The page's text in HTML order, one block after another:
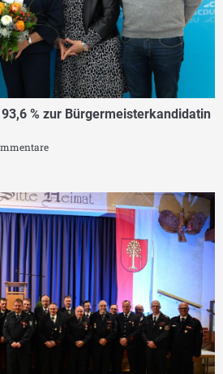
% zur Bürgermeisterkandidatin